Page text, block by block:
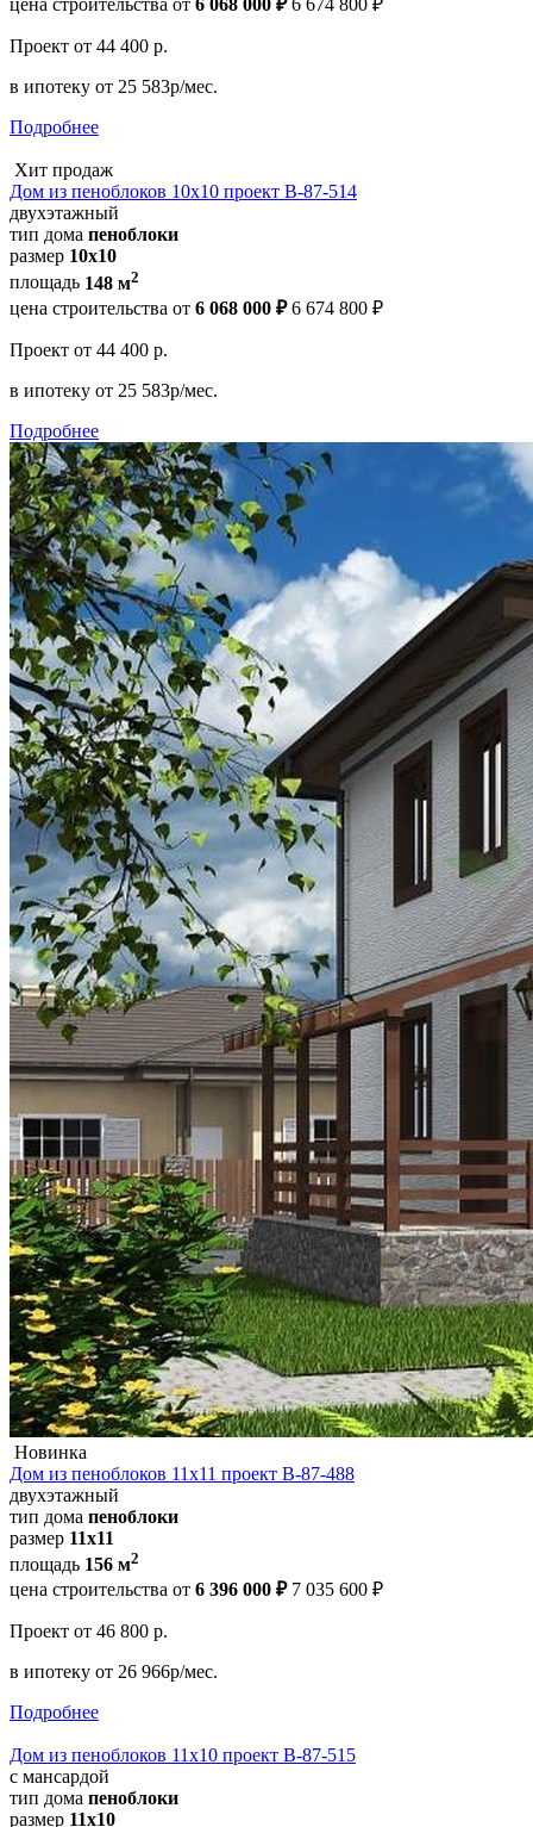
цена строительства от 6 068 000 ₽ 6 674 800 ₽
Проект от 44 400 р.
в ипотеку от 25 583р/мес.
Подробнее
Хит продаж
Дом из пеноблоков 10х10 проект В-87-514
двухэтажный
тип дома пеноблоки
размер 10х10
площадь 148 м2
цена строительства от 6 068 000 ₽ 6 674 800 ₽
Проект от 44 400 р.
в ипотеку от 25 583р/мес.
Подробнее
Новинка
Дом из пеноблоков 11х11 проект В-87-488
двухэтажный
тип дома пеноблоки
размер 11х11
площадь 156 м2
цена строительства от 6 396 000 ₽ 7 035 600 ₽
Проект от 46 800 р.
в ипотеку от 26 966р/мес.
Подробнее
Дом из пеноблоков 11х10 проект В-87-515
с мансардой
тип дома пеноблоки
размер 11х10